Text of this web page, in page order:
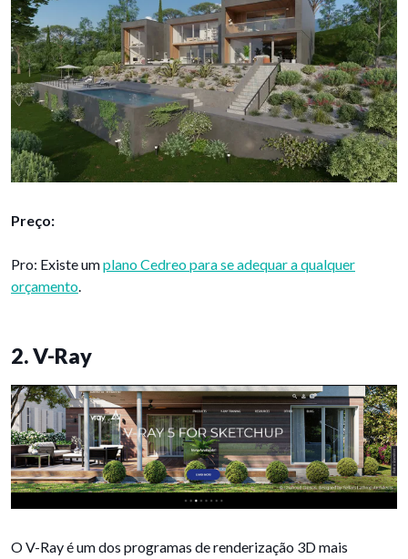
Preço:
Pro: Existe umplano Cedreo para se adequar a qualquer
orçamento.
2. V-Ray
O V-Ray é um dos programas de renderização 3D mais